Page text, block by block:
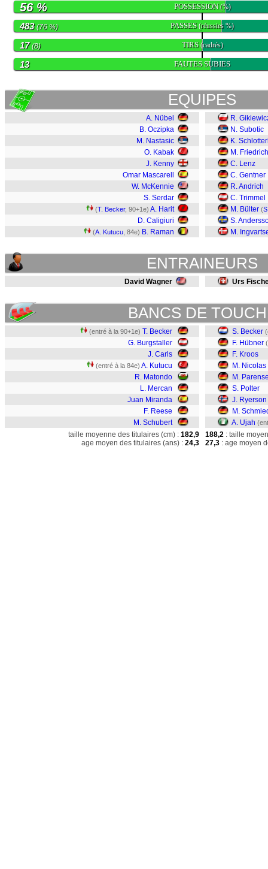
POSSESSION(%)
56 %
PASSES(réussies %)
483(76 %)
TIRS(cadrés)
17(8)
FAUTES SUBIES
13
EQUIPES
A. Nübel
B. Oczipka
M. Nastasic
O. Kabak
J. Kenny
Omar Mascarell
W. McKennie
S. Serdar
(T. Becker, 90+1e) A. Harit
D. Caligiuri
(A. Kutucu , 84e) B. Raman
R.
N. Subotic
K.
M. Friedrich
C. Lenz
C. Gentner
R. Andrich
C. Trimmel
M. Bülter (
S.
M.
ENTRAINEURS
David Wagner Urs
BANCS DE
(entré à la 90+1e) T. Becker
G. Burgstaller
J. Carls
(entré à la 84e) A. Kutucu
R. Matondo
L. Mercan
Juan Miranda
F. Reese
M. Schubert
S. Becker
F. Hübner
F. Kroos
M. Nicolas
M.
S. Polter
J. Ryerson
M.
A. Ujah
taille moyenne des titulaires (cm) : 182,9
age moyen des titulaires (ans) : 24,3
188,2 : taille
27,3 : age moyen